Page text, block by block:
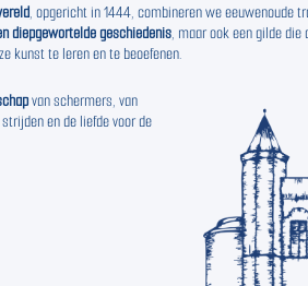
, opgericht in 1444, combineren we eeuwenoude
diepgewortelde geschiedenis, maar ook een gilde
kunst te leren en te beoefenen.
van schermers, van
en de liefde voor de